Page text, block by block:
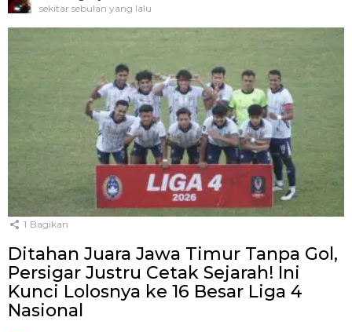
sekitar sebulan yang lalu
1 Bagikan
Ditahan Juara Jawa Timur Tanpa Gol,
Persigar Justru Cetak Sejarah! Ini
Kunci Lolosnya ke 16 Besar Liga 4
Nasional